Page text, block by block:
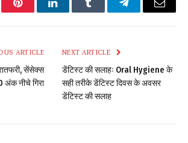
PinterestLinkedInTumblr TelegramEmail
ARTICLE
सेंसेक्स
अंक नीचे गिरा
NEXT ARTICLE
डेंटिस्ट की सलाहः Oral Hygiene के
सही तरीके डेंटिस्ट दिवस के अवसर
डेंटिस्ट की सलाह